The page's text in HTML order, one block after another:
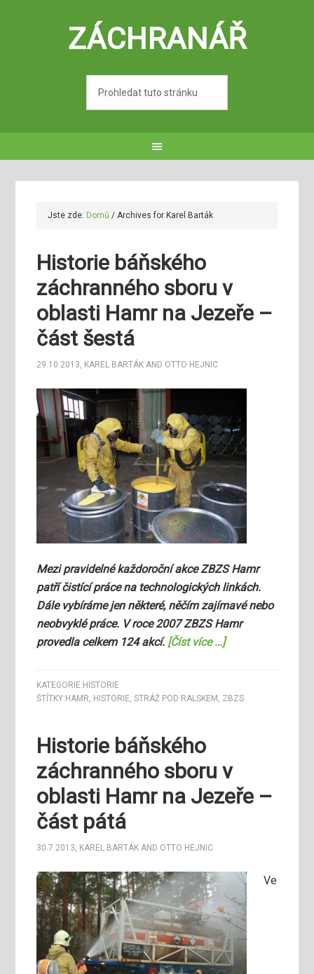
ZÁCHRANÁŘ
Jste zde: Domů / Archives for Karel Barták
Historie báňského
záchranného sboru v
oblasti Hamr na Jezeře –
část šestá
29.10.2013, KAREL BARTÁK AND OTTO HEJNIC
Mezi pravidelné každoroční akce ZBZS Hamr
patří čistící práce na technologických linkách.
Dále vybíráme jen některé, něčím zajímavé nebo
neobvyklé práce. V roce 2007 ZBZS Hamr
provedla celkem 124 akcí. [Číst více …]
KATEGORIE: HISTORIE
ŠTÍTKY: HAMR, HISTORIE,STRÁŽ POD RALSKEM , ZBZS
Historie báňského
záchranného sboru v
oblasti Hamr na Jezeře –
část pátá
30.7.2013, KAREL BARTÁK AND OTTO HEJNIC
Ve